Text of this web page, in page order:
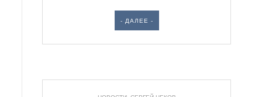
- ДАЛЕЕ -